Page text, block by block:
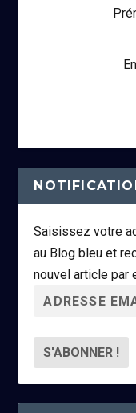
Saisissez votre
au Blog bleu et
nouvel article par
r
s
s